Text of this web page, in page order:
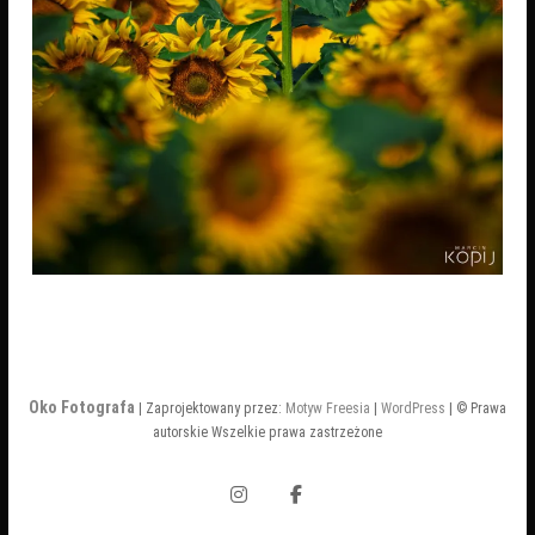
Oko Fotografa | Zaprojektowany przez: Motyw Freesia | WordPress | © Prawa
autorskie Wszelkie prawa zastrzeżone
Instagram
Facebook